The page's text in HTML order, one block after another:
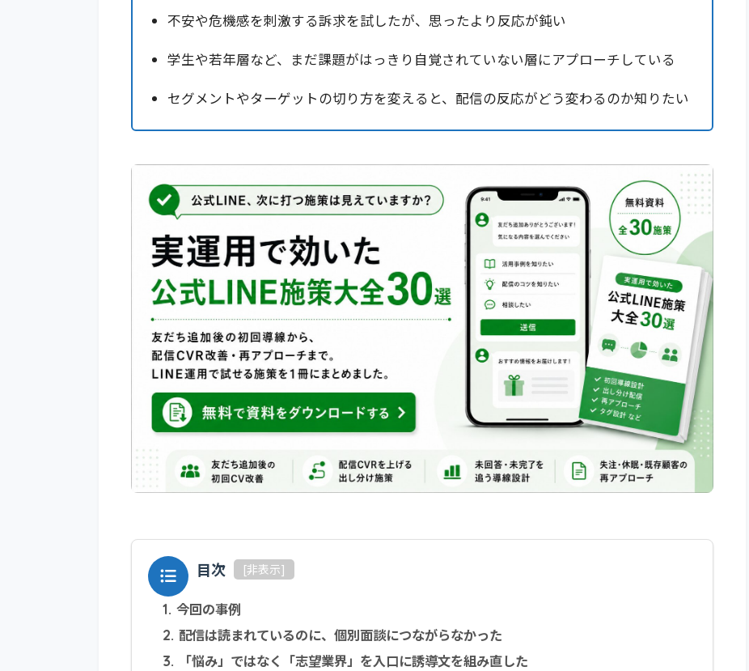
不安や危機感を刺激する訴求を試したが、思ったより反応が鈍い
学生や若年層など、まだ課題がはっきり自覚されていない層にアプローチしている
セグメントやターゲットの切り方を変えると、配信の反応がどう変わるのか知りたい
目次 [非表示]
1. 今回の事例
2. 配信は読まれているのに、個別面談につながらなかった
3. 「悩み」ではなく「志望業界」を入口に誘導文を組み直した